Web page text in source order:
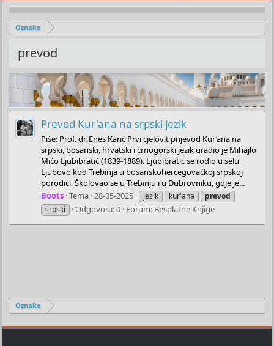
Oznake
prevod
Prevod Kur'ana na srpski jezik
Piše: Prof. dr. Enes Karić Prvi cjelovit prijevod Kur’ana na
srpski, bosanski, hrvatski i crnogorski jezik uradio je Mihajlo
Mićo Ljubibratić (1839-1889). Ljubibratić se rodio u selu
Ljubovo kod Trebinja u bosanskohercegovačkoj srpskoj
porodici. Školovao se u Trebinju i u Dubrovniku, gdje je...
Boots Tema 28-05-2025 jezik kur'ana
prevod
srpski
Odgovora: 0 Forum: Besplatne Knjige
Oznake